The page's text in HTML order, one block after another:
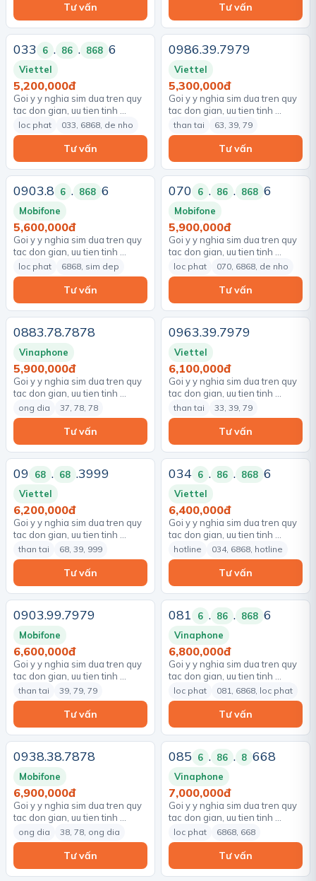
Tư vấn Tư vấn
033 6 . 86 . 868 6
Viettel
5,200,000đ
Goi y y nghia sim dua tren quy
tac don gian, uu tien tinh …
loc phat 033, 6868, de nho
Tư vấn
0986.39.7979
Viettel
5,300,000đ
Goi y y nghia sim dua tren quy
tac don gian, uu tien tinh …
than tai 63, 39, 79
Tư vấn
0903.8 6 . 868 6
Mobifone
5,600,000đ
Goi y y nghia sim dua tren quy
tac don gian, uu tien tinh …
loc phat 6868, sim dep
Tư vấn
070 6 . 86 . 868 6
Mobifone
5,900,000đ
Goi y y nghia sim dua tren quy
tac don gian, uu tien tinh …
loc phat 070, 6868, de nho
Tư vấn
0883.78.7878
Vinaphone
5,900,000đ
Goi y y nghia sim dua tren quy
tac don gian, uu tien tinh …
ong dia 37, 78, 78
Tư vấn
0963.39.7979
Viettel
6,100,000đ
Goi y y nghia sim dua tren quy
tac don gian, uu tien tinh …
than tai 33, 39, 79
Tư vấn
09 68 . 68 .3999
Viettel
6,200,000đ
Goi y y nghia sim dua tren quy
tac don gian, uu tien tinh …
than tai 68, 39, 999
Tư vấn
034 6 . 86 . 868 6
Viettel
6,400,000đ
Goi y y nghia sim dua tren quy
tac don gian, uu tien tinh …
hotline 034, 6868, hotline
Tư vấn
0903.99.7979
Mobifone
6,600,000đ
Goi y y nghia sim dua tren quy
tac don gian, uu tien tinh …
than tai 39, 79, 79
Tư vấn
081 6 . 86 . 868 6
Vinaphone
6,800,000đ
Goi y y nghia sim dua tren quy
tac don gian, uu tien tinh …
loc phat 081, 6868, loc phat
Tư vấn
0938.38.7878
Mobifone
6,900,000đ
Goi y y nghia sim dua tren quy
tac don gian, uu tien tinh …
ong dia 38, 78, ong dia
Tư vấn
085 6 . 86 . 8 668
Vinaphone
7,000,000đ
Goi y y nghia sim dua tren quy
tac don gian, uu tien tinh …
loc phat 6868, 668
Tư vấn